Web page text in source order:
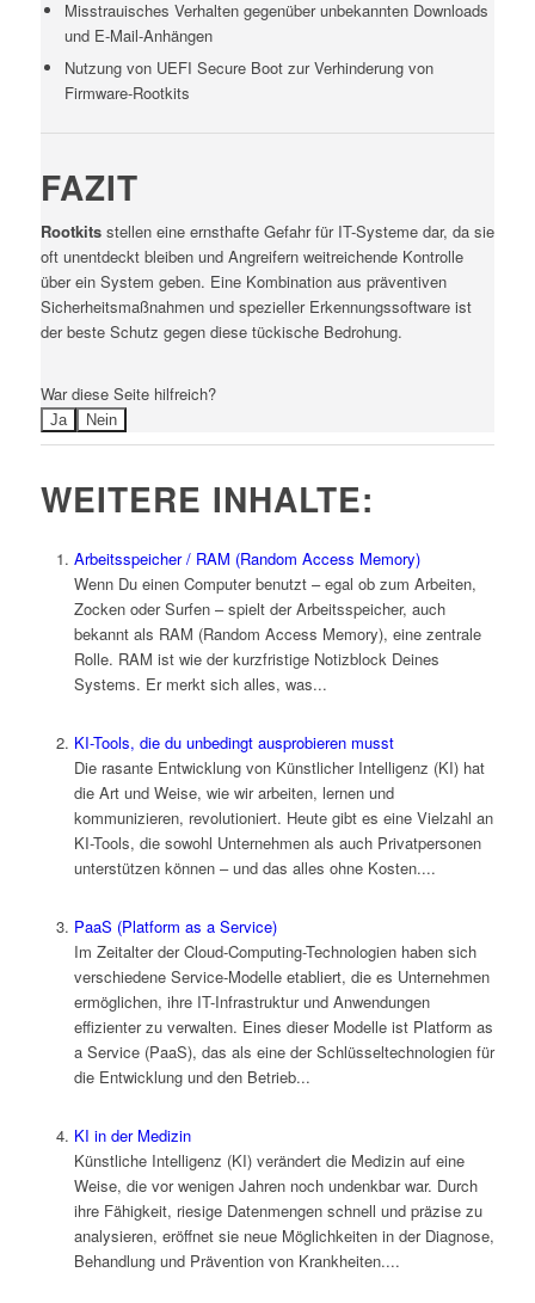
Misstrauisches Verhalten gegenüber unbekannten Downloads
und E-Mail-Anhängen
Nutzung von UEFI Secure Boot zur Verhinderung von
Firmware-Rootkits
FAZIT
Rootkitsstellen eine ernsthafte Gefahr für IT-Systeme dar, da sie
oft unentdeckt bleiben und Angreifern weitreichende Kontrolle
über ein System geben. Eine Kombination aus präventiven
Sicherheitsmaßnahmen und spezieller Erkennungssoftware ist
der beste Schutz gegen diese tückische Bedrohung.
War diese Seite hilfreich?
Ja Nein
WEITERE INHALTE:
Arbeitsspeicher / RAM (Random Access Memory)
Wenn Du einen Computer benutzt – egal ob zum Arbeiten,
Zocken oder Surfen – spielt der Arbeitsspeicher, auch
bekannt als RAM (Random Access Memory), eine zentrale
Rolle. RAM ist wie der kurzfristige Notizblock Deines
Systems. Er merkt sich alles, was...
KI-Tools, die du unbedingt ausprobieren musst
Die rasante Entwicklung von Künstlicher Intelligenz (KI) hat
die Art und Weise, wie wir arbeiten, lernen und
kommunizieren, revolutioniert. Heute gibt es eine Vielzahl an
KI-Tools, die sowohl Unternehmen als auch Privatpersonen
unterstützen können – und das alles ohne Kosten....
PaaS (Platform as a Service)
Im Zeitalter der Cloud-Computing-Technologien haben sich
verschiedene Service-Modelle etabliert, die es Unternehmen
ermöglichen, ihre IT-Infrastruktur und Anwendungen
effizienter zu verwalten. Eines dieser Modelle ist Platform as
a Service (PaaS), das als eine der Schlüsseltechnologien für
die Entwicklung und den Betrieb...
KI in der Medizin
Künstliche Intelligenz (KI) verändert die Medizin auf eine
Weise, die vor wenigen Jahren noch undenkbar war. Durch
ihre Fähigkeit, riesige Datenmengen schnell und präzise zu
analysieren, eröffnet sie neue Möglichkeiten in der Diagnose,
Behandlung und Prävention von Krankheiten....